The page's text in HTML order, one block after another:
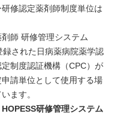
修認定薬剤師制度単位は
師 研修管理システム
録された日病薬病院薬学認
制度認証機構（CPC）が
請単位として使用する場
ます。
研修管理システム